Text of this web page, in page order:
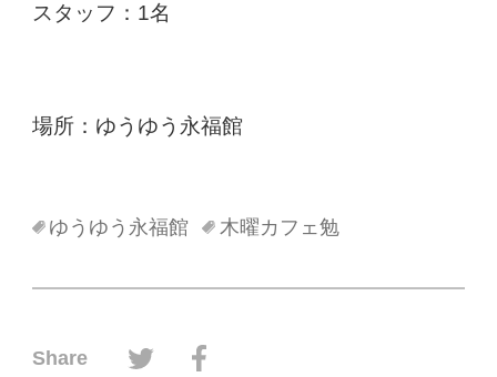
スタッフ：1名
場所：ゆうゆう永福館
ゆうゆう永福館 木曜カフェ勉
Share ツイッターでシェアする